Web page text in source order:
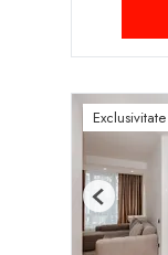
Exclusivitate
Previous